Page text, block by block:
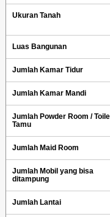
Ukuran Tanah
Luas Bangunan
Jumlah Kamar Tidur
Jumlah Kamar Mandi
Jumlah Powder Room /
Tamu
Jumlah Maid Room
Jumlah Mobil yang bisa
ditampung
Jumlah Lantai